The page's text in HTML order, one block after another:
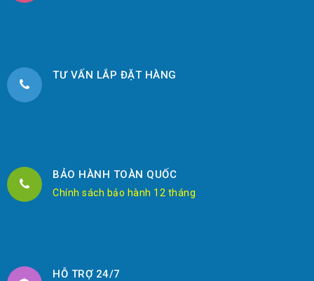
TƯ VẤN LẮP ĐẶT HÀNG
BẢO HÀNH TOÀN QUỐC
Chính sách bảo hành 12 tháng
HỖ TRỢ 24/7